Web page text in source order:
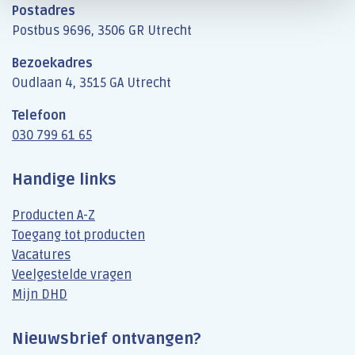
Postadres
Postbus 9696, 3506 GR Utrecht
Bezoekadres
Oudlaan 4, 3515 GA Utrecht
Telefoon
030 799 61 65
Handige links
Producten A-Z
Toegang tot producten
Vacatures
Veelgestelde vragen
Mijn DHD
Nieuwsbrief ontvangen?